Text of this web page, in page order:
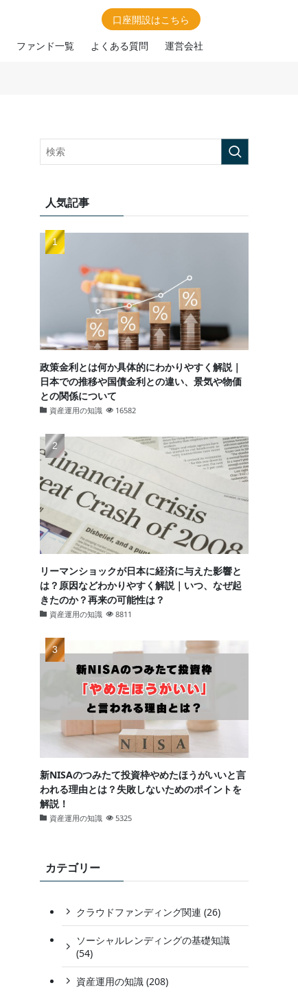
口座開設はこちら
ファンド一覧 よくある質問 運営会社
人気記事
政策金利とは何か具体的にわかりやすく解説｜
日本での推移や国債金利との違い、景気や物価
との関係について
資産運用の知識 16582
リーマンショックが日本に経済に与えた影響と
は？原因などわかりやすく解説｜いつ、なぜ起
きたのか？再来の可能性は？
資産運用の知識 8811
新NISAのつみたて投資枠やめたほうがいいと言
われる理由とは？失敗しないためのポイントを
解説！
資産運用の知識 5325
カテゴリー
クラウドファンディング関連 (26)
ソーシャルレンディングの基礎知識
(54)
資産運用の知識 (208)